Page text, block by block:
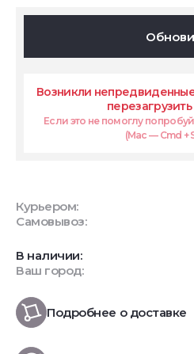
Возникли
Если это не помоглу
(Mac — Cmd +
Курьером:
Самовывоз:
В наличии:
Ваш город:
Подробнее о доставке